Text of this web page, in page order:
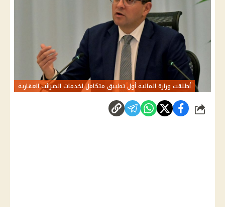
أطلقت وزارة المالية أول تطبيق متكامل لخدمات الضرائب العقارية
شارك